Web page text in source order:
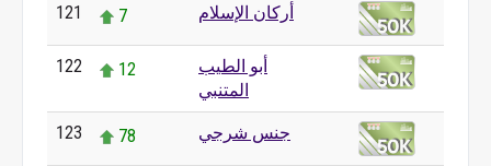
121 7 أركان الإسلام
122 12
أبو الطيب
المتنبي
123 78 جنس شرجي